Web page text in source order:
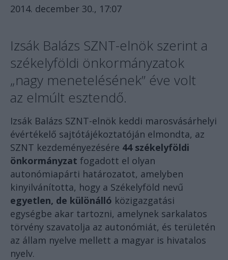
2014. december 30., 17:07
Izsák Balázs SZNT-elnök szerint a
székelyföldi önkormányzatok
„nagy menetelésének” éve volt
az elmúlt esztendő.
Izsák Balázs SZNT-elnök keddi marosvásárhelyi
évértékelő sajtótájékoztatóján elmondta, az
SZNT kezdeményezésére 44 székelyföldi
önkormányzat fogadott el olyan
autonómiapárti határozatot, amelyben
kinyilvánította, hogy a Székelyföld nevű
egyetlen, de különálló közigazgatási
egységbe akar tartozni, amelynek sarkalatos
törvény szavatolja az autonómiát, és területén
az állam nyelve mellett a magyar is hivatalos
nyelv.